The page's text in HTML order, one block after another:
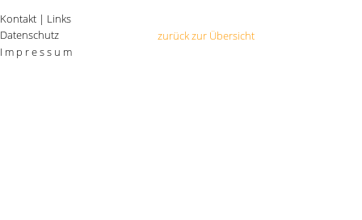
zurück zur Übersicht
Kontakt | Links
Datenschutz
I m p r e s s u m